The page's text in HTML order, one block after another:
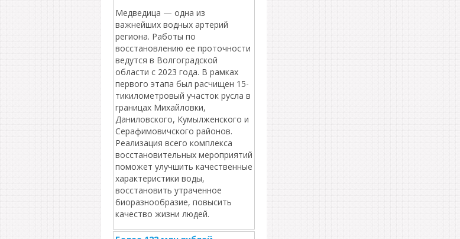
Медведица — одна из
важнейших водных артерий
региона. Работы по
восстановлению ее проточности
ведутся в Волгоградской
области с 2023 года. В рамках
первого этапа был расчищен 15-
тикилометровый участок русла в
границах Михайловки,
Даниловского, Кумылженского и
Серафимовичского районов.
Реализация всего комплекса
восстановительных мероприятий
поможет улучшить качественные
характеристики воды,
восстановить утраченное
биоразнообразие, повысить
качество жизни людей.